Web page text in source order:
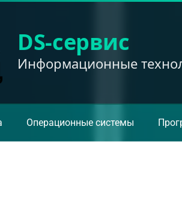
DS-сервис
Информационные
Операционные системы